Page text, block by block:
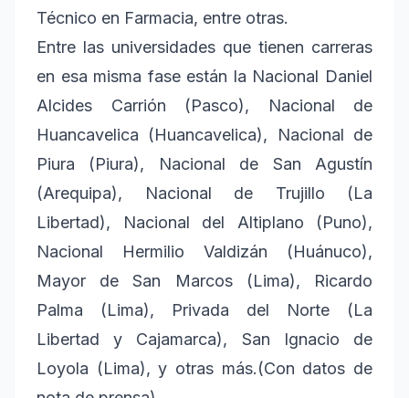
Técnico en Farmacia, entre otras.
Entre las universidades que tienen carreras
en esa misma fase están la Nacional Daniel
Alcides Carrión (Pasco), Nacional de
Huancavelica (Huancavelica), Nacional de
Piura (Piura), Nacional de San Agustín
(Arequipa), Nacional de Trujillo (La
Libertad), Nacional del Altiplano (Puno),
Nacional Hermilio Valdizán (Huánuco),
Mayor de San Marcos (Lima), Ricardo
Palma (Lima), Privada del Norte (La
Libertad y Cajamarca), San Ignacio de
Loyola (Lima), y otras más.(Con datos de